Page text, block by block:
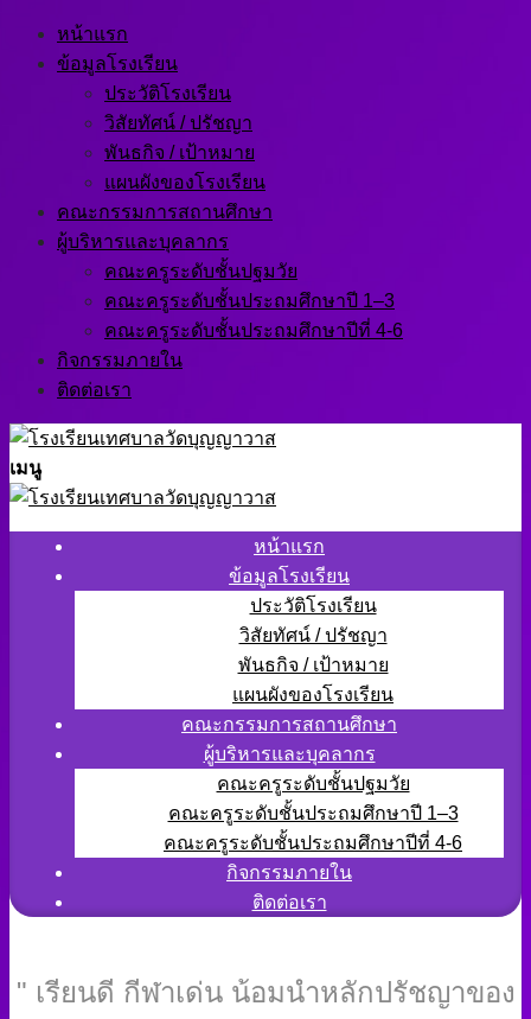
Skip
หน้าแรก
ข้อมูลโรงเรียน
ประวัติโรงเรียน
วิสัยทัศน์ / ปรัชญา
พันธกิจ / เป้าหมาย
แผนผังของโรงเรียน
คณะกรรมการสถานศึกษา
ผู้บริหารและบุคลากร
คณะครูระดับชั้นปฐมวัย
คณะครูระดับชั้นประถมศึกษาปี 1–3
คณะครูระดับชั้นประถมศึกษาปีที่ 4-6
กิจกรรมภายใน
ติดต่อเรา
เมนู
หน้าแรก
ข้อมูลโรงเรียน
ประวัติโรงเรียน
วิสัยทัศน์ / ปรัชญา
พันธกิจ / เป้าหมาย
แผนผังของโรงเรียน
คณะกรรมการสถานศึกษา
ผู้บริหารและบุคลากร
คณะครูระดับชั้นปฐมวัย
คณะครูระดับชั้นประถมศึกษาปี 1–3
คณะครูระดับชั้นประถมศึกษาปีที่ 4-6
กิจกรรมภายใน
ติดต่อเรา
" เรียนดี กีฬาเด่น น้อมนำหลักปรัชญาของ